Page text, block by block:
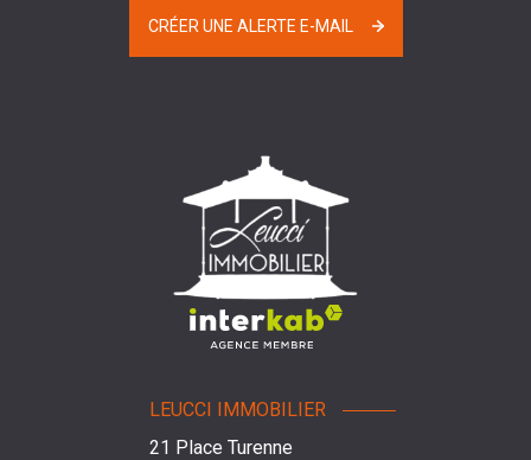
CRÉER UNE ALERTE E-MAIL
LEUCCI IMMOBILIER
21 Place Turenne